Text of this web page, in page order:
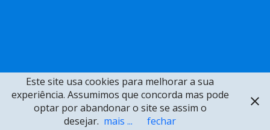
Este site usa cookies para melhorar a sua
experiência. Assumimos que concorda mas pode
optar por abandonar o site se assim o
desejar. mais ... fechar